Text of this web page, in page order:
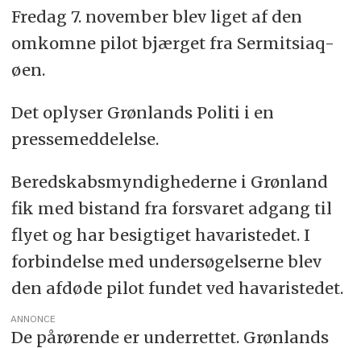
Fredag 7. november blev liget af den
omkomne pilot bjærget fra Sermitsiaq-
øen.
Det oplyser Grønlands Politi i en
pressemeddelelse.
Beredskabsmyndighederne i Grønland
fik med bistand fra forsvaret adgang til
flyet og har besigtiget havaristedet. I
forbindelse med undersøgelserne blev
den afdøde pilot fundet ved havaristedet.
ANNONCE
De pårørende er underrettet. Grønlands